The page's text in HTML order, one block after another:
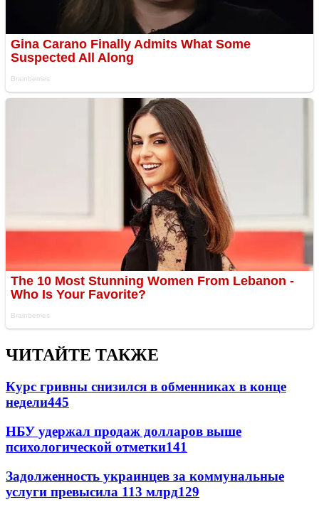
ЧИТАЙТЕ ТАКЖЕ
Курс гривны снизился в обменниках в конце
недели445
НБУ удержал продаж долларов выше
психологической отметки141
Задолженность украинцев за коммунальные
услуги превысила 113 млрд129